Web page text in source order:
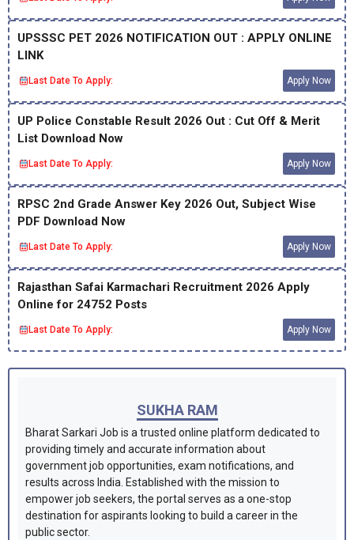
UPSSSC PET 2026 NOTIFICATION OUT : APPLY ONLINE
LINK
Last Date To Apply: Apply Now
UP Police Constable Result 2026 Out : Cut Off & Merit
List Download Now
Last Date To Apply: Apply Now
RPSC 2nd Grade Answer Key 2026 Out, Subject Wise
PDF Download Now
Last Date To Apply: Apply Now
Rajasthan Safai Karmachari Recruitment 2026 Apply
Online for 24752 Posts
Last Date To Apply: Apply Now
SUKHA RAM
Bharat Sarkari Job is a trusted online platform dedicated to
providing timely and accurate information about
government job opportunities, exam notifications, and
results across India. Established with the mission to
empower job seekers, the portal serves as a one-stop
destination for aspirants looking to build a career in the
public sector.